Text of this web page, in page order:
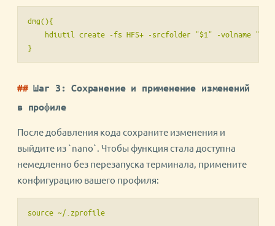
dmg(){
hdiutil create -fs HFS+ -srcfolder "$1" -volname "$2"
Шаг 3: Сохранение и применение изменений
в профиле
После добавления кода сохраните изменения и
выйдите из `nano`. Чтобы функция стала доступна
немедленно без перезапуска терминала, примените
конфигурацию вашего профиля:
source ~/.zprofile